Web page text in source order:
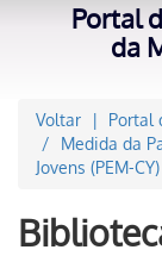
Portal
da
Voltar Portal
Medida da
Jovens (PEM-CY)